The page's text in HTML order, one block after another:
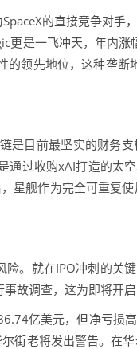
的直接竞争对手
更是一飞冲天，年内
领先地位，这种垄断
目前最坚实的财务
通过收购xAI打造的太
星舰作为完全可重复
。就在IPO冲刺的关
故调查，这为即将开启
亿美元，但净亏损
街老将发出警告。在